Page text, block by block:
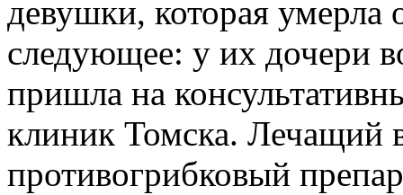
девушки, которая умерла
следующее: у их дочери
пришла на
клиник Томска. Лечащий
противогрибковый